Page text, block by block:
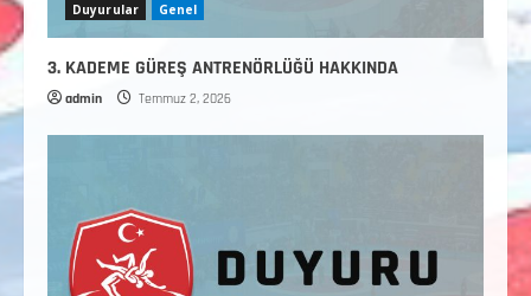
Duyurular Genel
3. KADEME GÜREŞ ANTRENÖRLÜĞÜ HAKKINDA
admin Temmuz 2, 2026